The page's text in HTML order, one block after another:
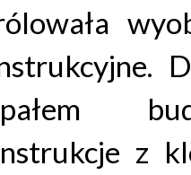
z